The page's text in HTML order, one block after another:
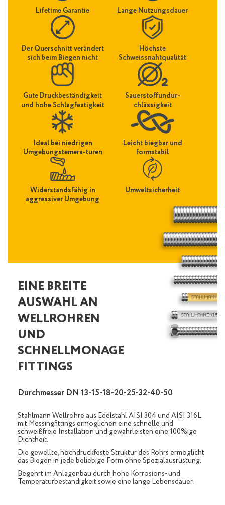
Lifetime Garantie Lange Nutzungsdauer
Der Querschnitt verändert
sich beim Biegen nicht
Höchste
Schweissnahtqualität
Gute Druckbeständigkeit
und hohe Schlagfestigkeit
Sauerstoffundur-
chlässigkeit
Ideal bei niedrigen
Umgebungstemera-turen
Leicht biegbar und
formstabil
Widerstandsfähig in
aggressiver Umgebung
Umweltsicherheit
EINE BREITE
AUSWAHL AN
WELLROHREN
UND
SCHNELLMONAGE
FITTINGS
Durchmesser DN 13-15-18-20-25-32-40-50
Stahlmann Wellrohre aus Edelstahl AISI 304 und AISI 316L
mit Messingfittings ermöglichen eine schnelle und
schweißfreie Installation und gewährleisten eine 100%ige
Dichtheit.
Die gewellte, hochdruckfeste Struktur des Rohrs ermöglicht
das Biegen in jede beliebige Form ohne Spezialausrüstung.
Begehrt im Anlagenbau durch hohe Korrosions- und
Temperaturbeständigkeit sowie eine lange Lebensdauer.